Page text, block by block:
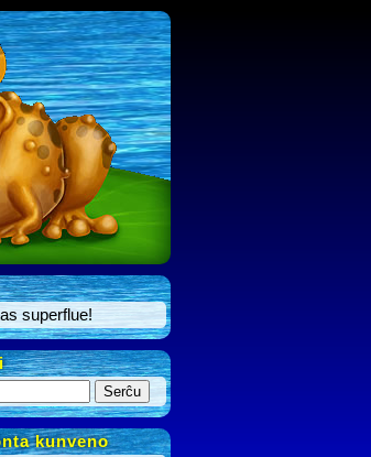
superflue!
kunveno